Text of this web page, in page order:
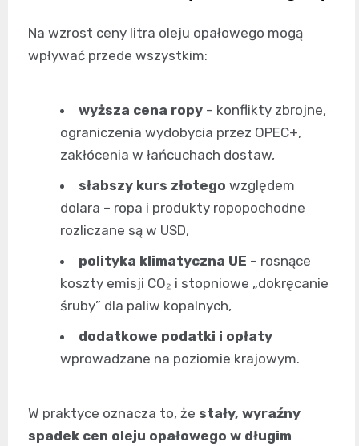
Na wzrost ceny litra oleju opałowego mogą
wpływać przede wszystkim:
wyższa cena ropy – konflikty zbrojne,
ograniczenia wydobycia przez OPEC+,
zakłócenia w łańcuchach dostaw,
słabszy kurs złotego względem
dolara – ropa i produkty ropopochodne
rozliczane są w USD,
polityka klimatyczna UE – rosnące
koszty emisji CO₂ i stopniowe „dokręcanie
śruby” dla paliw kopalnych,
dodatkowe podatki i opłaty
wprowadzane na poziomie krajowym.
W praktyce oznacza to, że stały, wyraźny
spadek cen oleju opałowego w długim